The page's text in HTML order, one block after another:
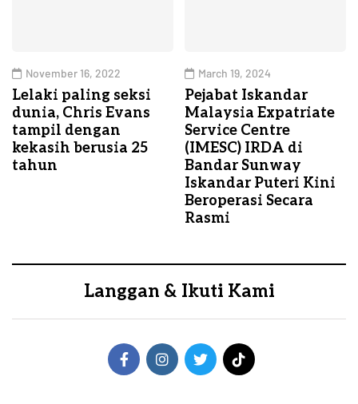
November 16, 2022
Lelaki paling seksi
dunia, Chris Evans
tampil dengan
kekasih berusia 25
tahun
March 19, 2024
Pejabat Iskandar
Malaysia Expatriate
Service Centre
(IMESC) IRDA di
Bandar Sunway
Iskandar Puteri Kini
Beroperasi Secara
Rasmi
Langgan & Ikuti Kami